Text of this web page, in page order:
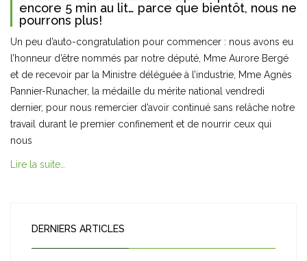
encore 5 min au lit… parce que bientôt, nous ne
pourrons plus!
Un peu d’auto-congratulation pour commencer : nous avons eu
l’honneur d’être nommés par notre député, Mme Aurore Bergé
et de recevoir par la Ministre déléguée à l’industrie, Mme Agnès
Pannier-Runacher, la médaille du mérite national vendredi
dernier, pour nous remercier d’avoir continué sans relâche notre
travail durant le premier confinement et de nourrir ceux qui
nous
Lire la suite…
DERNIERS ARTICLES